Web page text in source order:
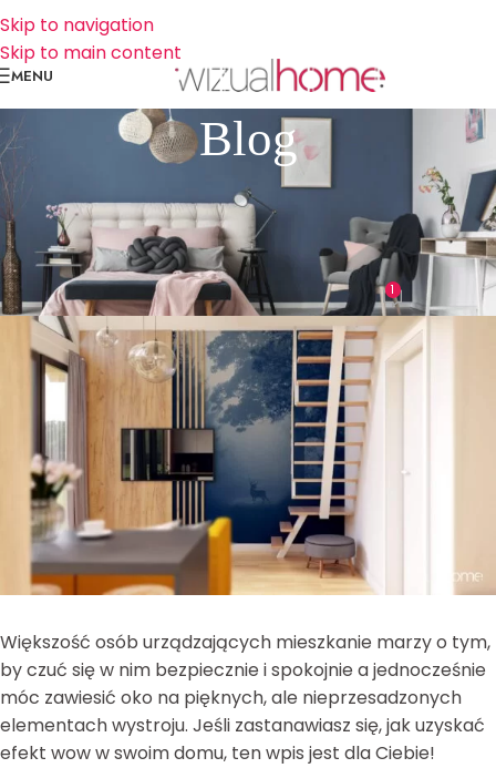
Skip to navigation
Skip to main content
MENU
Blog
STYL WNĘTRZA
10 sposobów na efekt WOW w Twoim
mieszkaniu
@WizualhomeOn 8 lutego 2021 1
Większość osób urządzających mieszkanie marzy o tym,
by czuć się w nim bezpiecznie i spokojnie a jednocześnie
móc zawiesić oko na pięknych, ale nieprzesadzonych
elementach wystroju. Jeśli zastanawiasz się, jak uzyskać
efekt wow w swoim domu, ten wpis jest dla Ciebie!